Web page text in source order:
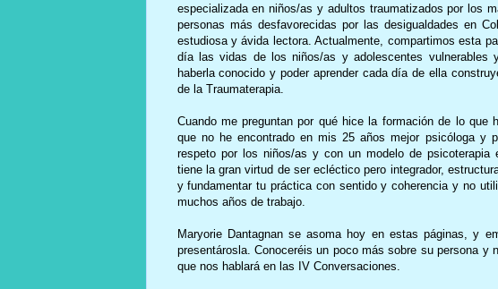
especializada en niños/as y adultos traumatizados por los
personas más desfavorecidas por las desigualdades en
estudiosa y ávida lectora. Actualmente, compartimos esta
día las vidas de los niños/as y adolescentes
haberla conocido y poder aprender cada día de ella
de la Traumaterapia.
Cuando me preguntan por qué hice la formación de lo que
que no he encontrado en mis 25 años mejor psicóloga y
respeto por los niños/as y con un modelo de psicoterapia
tiene la gran virtud de ser ecléctico pero integrador,
y fundamentar tu práctica con sentido y coherencia y no
muchos años de trabajo.
Maryorie Dantagnan se asoma hoy en estas páginas, y
presentárosla. Conoceréis un poco más sobre su persona y
que nos hablará en las IV Conversaciones.